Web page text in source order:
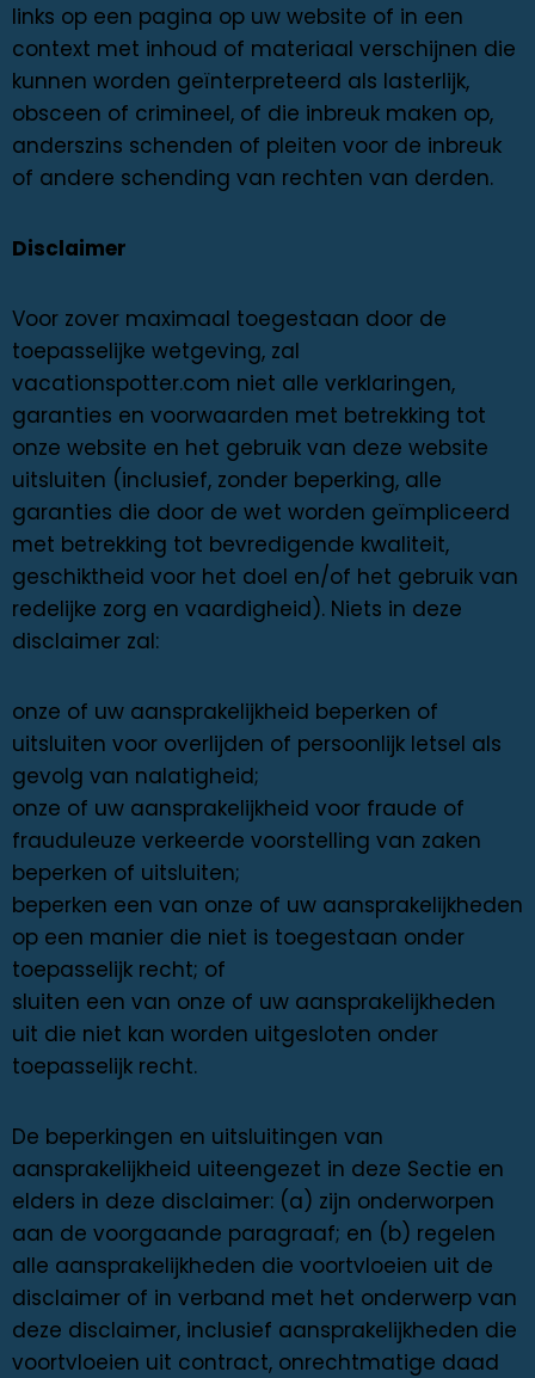
links op een pagina op uw website of in een
context met inhoud of materiaal verschijnen die
kunnen worden geïnterpreteerd als lasterlijk,
obsceen of crimineel, of die inbreuk maken op,
anderszins schenden of pleiten voor de inbreuk
of andere schending van rechten van derden.
Disclaimer
Voor zover maximaal toegestaan ​​door de
toepasselijke wetgeving, zal
vacationspotter.com niet alle verklaringen,
garanties en voorwaarden met betrekking tot
onze website en het gebruik van deze website
uitsluiten (inclusief, zonder beperking, alle
garanties die door de wet worden geïmpliceerd
met betrekking tot bevredigende kwaliteit,
geschiktheid voor het doel en/of het gebruik van
redelijke zorg en vaardigheid). Niets in deze
disclaimer zal:
onze of uw aansprakelijkheid beperken of
uitsluiten voor overlijden of persoonlijk letsel als
gevolg van nalatigheid;
onze of uw aansprakelijkheid voor fraude of
frauduleuze verkeerde voorstelling van zaken
beperken of uitsluiten;
beperken een van onze of uw aansprakelijkheden
op een manier die niet is toegestaan ​​onder
toepasselijk recht; of
sluiten een van onze of uw aansprakelijkheden
uit die niet kan worden uitgesloten onder
toepasselijk recht.
De beperkingen en uitsluitingen van
aansprakelijkheid uiteengezet in deze Sectie en
elders in deze disclaimer: (a) zijn onderworpen
aan de voorgaande paragraaf; en (b) regelen
alle aansprakelijkheden die voortvloeien uit de
disclaimer of in verband met het onderwerp van
deze disclaimer, inclusief aansprakelijkheden die
voortvloeien uit contract, onrechtmatige daad